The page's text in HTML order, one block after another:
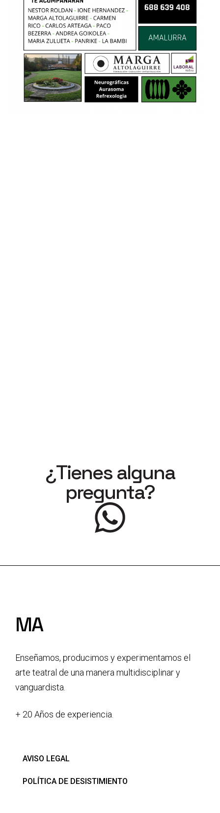
¿Tienes alguna
pregunta?
MA
Enseñamos, producimos y experimentamos el
arte teatral de una manera multidisciplinar y
vanguardista.
+ 20 Años de experiencia.
AVISO LEGAL
POLÍTICA DE DESISTIMIENTO